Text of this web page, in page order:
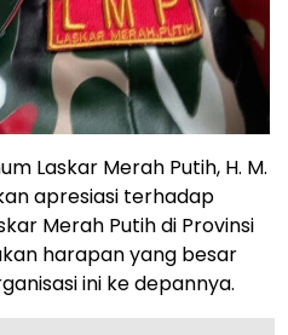
Laskar Merah Putih, H. M.
apresiasi terhadap
Merah Putih di Provinsi
harapan yang besar
ini ke depannya.